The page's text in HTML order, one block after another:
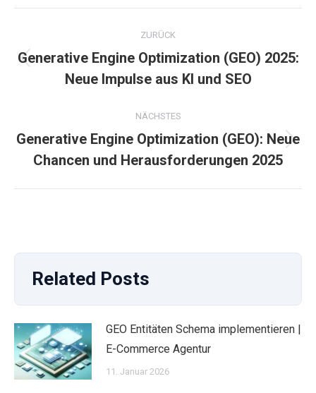
Kommentarnavigation
ZURÜCK
Vorheriger
Beitrag:
Generative Engine Optimization (GEO) 2025:
Neue Impulse aus KI und SEO
NÄCHSTES
Nächster
Beitrag:
Generative Engine Optimization (GEO): Neue
Chancen und Herausforderungen 2025
Related Posts
GEO Entitäten Schema implementieren |
E-Commerce Agentur
11. Januar 2026